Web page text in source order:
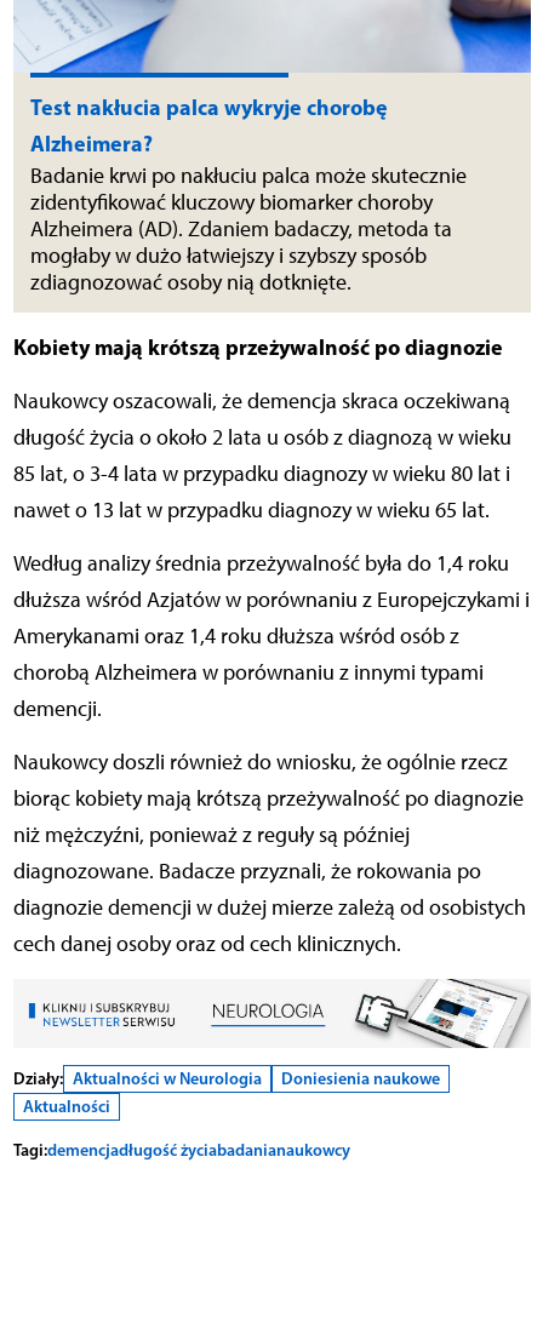
Test nakłucia palca wykryje chorobę
Alzheimera?
Badanie krwi po nakłuciu palca może skutecznie
zidentyfikować kluczowy biomarker choroby
Alzheimera (AD). Zdaniem badaczy, metoda ta
mogłaby w dużo łatwiejszy i szybszy sposób
zdiagnozować osoby nią dotknięte.
Kobiety mają krótszą przeżywalność po diagnozie
Naukowcy oszacowali, że demencja skraca oczekiwaną
długość życia o około 2 lata u osób z diagnozą w wieku
85 lat, o 3-4 lata w przypadku diagnozy w wieku 80 lat i
nawet o 13 lat w przypadku diagnozy w wieku 65 lat.
Według analizy średnia przeżywalność była do 1,4 roku
dłuższa wśród Azjatów w porównaniu z Europejczykami i
Amerykanami oraz 1,4 roku dłuższa wśród osób z
chorobą Alzheimera w porównaniu z innymi typami
demencji.
Naukowcy doszli również do wniosku, że ogólnie rzecz
biorąc kobiety mają krótszą przeżywalność po diagnozie
niż mężczyźni, ponieważ z reguły są później
diagnozowane. Badacze przyznali, że rokowania po
diagnozie demencji w dużej mierze zależą od osobistych
cech danej osoby oraz od cech klinicznych.
Działy: Aktualności w Neurologia
Doniesienia naukowe
Aktualności
Tagi:demencjadługość życiabadanianaukowcy